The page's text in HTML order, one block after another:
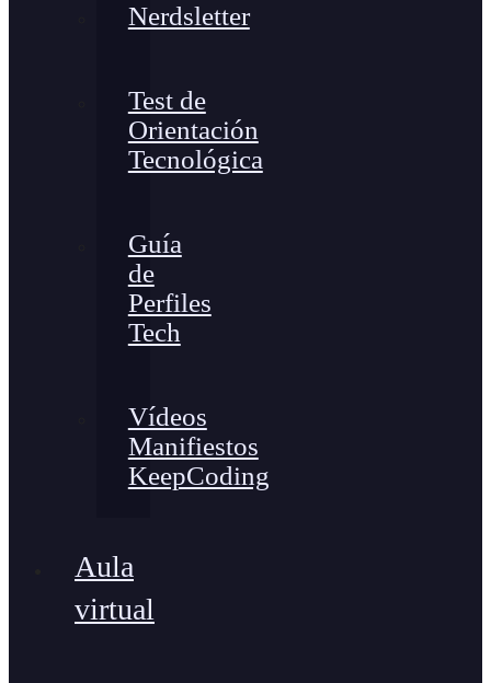
Nerdsletter
Test de
Orientación
Tecnológica
Guía
de
Perfiles
Tech
Vídeos
Manifiestos
KeepCoding
Aula
virtual